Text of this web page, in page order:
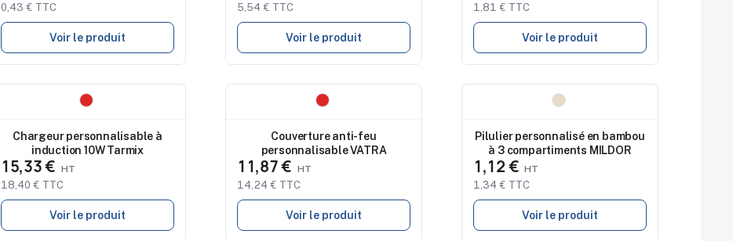
0,43 € TTC
Voir le produit
5,54 € TTC
Voir le produit
1,81 € TTC
Voir le produit
Chargeur personnalisable à
induction 10W Tarmix
15,33 €
18,40 € TTC
Voir le produit
Couverture anti-feu
personnalisable VATRA
11,87 €
14,24 € TTC
Voir le produit
Pilulier personnalisé en bambou
à 3 compartiments MILDOR
1,12 €
1,34 € TTC
Voir le produit